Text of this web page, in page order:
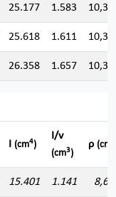
25.177 1.583
25.618 1.611
26.358 1.657
I (cm4)
I/v
(cm3)
ρ (cm)
15.401 1.141